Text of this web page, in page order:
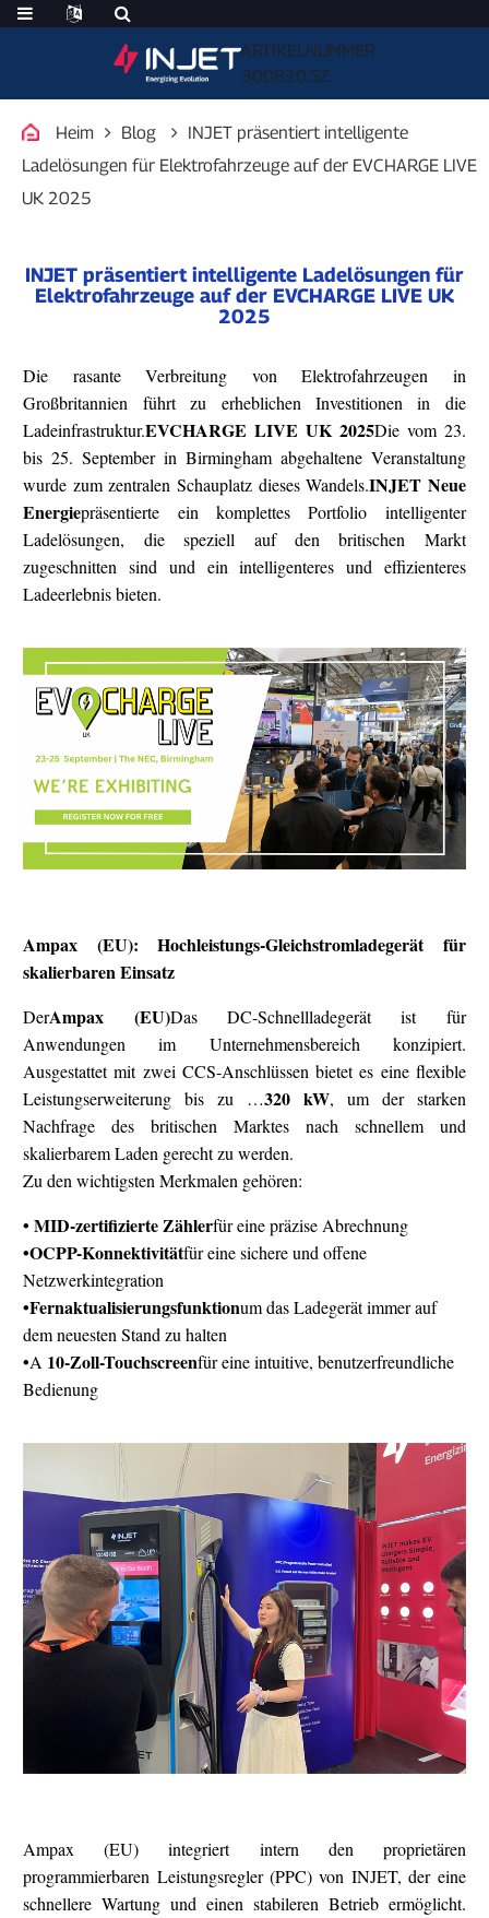
ARTIKELNUMMER
300820.SZ
Heim Blog
INJET präsentiert intelligente
Ladelösungen für Elektrofahrzeuge auf der EVCHARGE LIVE
UK 2025
INJET präsentiert intelligente Ladelösungen für
Elektrofahrzeuge auf der EVCHARGE LIVE UK
2025
Die rasante Verbreitung von Elektrofahrzeugen in
Großbritannien führt zu erheblichen Investitionen in die
Ladeinfrastruktur.EVCHARGE LIVE UK 2025Die vom 23.
bis 25. September in Birmingham abgehaltene Veranstaltung
wurde zum zentralen Schauplatz dieses Wandels.INJET Neue
Energiepräsentierte ein komplettes Portfolio intelligenter
Ladelösungen, die speziell auf den britischen Markt
zugeschnitten sind und ein intelligenteres und effizienteres
Ladeerlebnis bieten.
Ampax (EU): Hochleistungs-Gleichstromladegerät für
skalierbaren Einsatz
DerAmpax (EU)Das DC-Schnellladegerät ist für
Anwendungen im Unternehmensbereich konzipiert.
Ausgestattet mit zwei CCS-Anschlüssen bietet es eine flexible
Leistungserweiterung bis zu …320 kW, um der starken
Nachfrage des britischen Marktes nach schnellem und
skalierbarem Laden gerecht zu werden.
Zu den wichtigsten Merkmalen gehören:
• MID-zertifizierte Zählerfür eine präzise Abrechnung
•OCPP-Konnektivitätfür eine sichere und offene
Netzwerkintegration
•Fernaktualisierungsfunktionum das Ladegerät immer auf
dem neuesten Stand zu halten
•A 10-Zoll-Touchscreenfür eine intuitive, benutzerfreundliche
Bedienung
Ampax (EU) integriert intern den proprietären
programmierbaren Leistungsregler (PPC) von INJET, der eine
schnellere Wartung und einen stabileren Betrieb ermöglicht.